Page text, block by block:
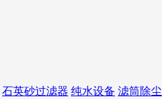
石英砂过滤器 纯水设备 滤筒除